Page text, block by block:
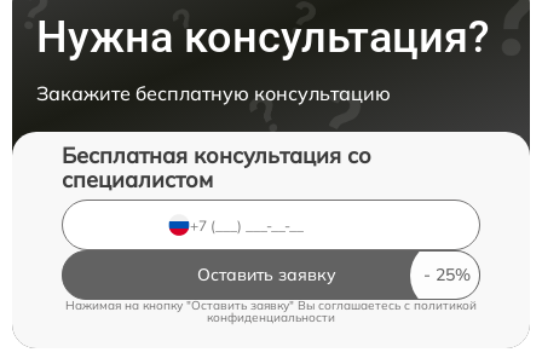
Нужна консультация?
Закажите бесплатную консультацию
Бесплатная консультация со
специалистом
Оставить заявку
Нажимая на кнопку "Оставить заявку" Вы соглашаетесь c политикой
конфиденциальности